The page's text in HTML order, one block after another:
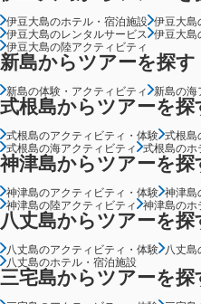
伊豆大島のホテル・宿泊施設 伊豆大島
伊豆大島のレンタルサービス 伊豆大島
伊豆大島の陸アクティビティ
新島からツアーを探す
新島の体験・アクティビティ 新島の海
式根島からツアーを探
式根島のアクティビティ・体験 式根島
式根島の海アクティビティ
式根島のホ
神津島からツアーを探
神津島のアクティビティ・体験 神津島
神津島の陸アクティビティ
神津島のホ
八丈島からツアーを探
八丈島のアクティビティ・体験 八丈島
八丈島のホテル・宿泊施設
三宅島からツアーを探